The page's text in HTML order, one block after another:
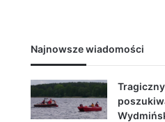
Najnowsze wiadomości
Tragiczny